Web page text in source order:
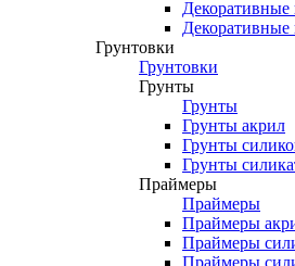
Декоративные
Грунтовки
Грунтовки
Грунты
Грунты
Грунты акрил
Грунты
Грунты
Праймеры
Праймеры
Праймеры
Праймеры
Праймеры